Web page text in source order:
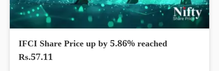
IFCI Share Price up by 5.86% reached
Rs.57.11